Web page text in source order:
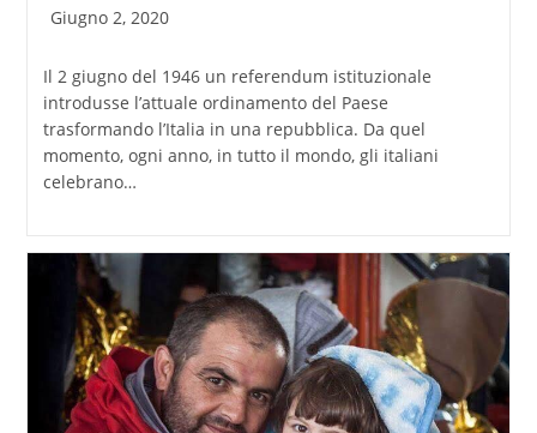
Articolo
Giugno 2, 2020
Il 2 giugno del 1946 un referendum istituzionale
introdusse l’attuale ordinamento del Paese
trasformando l’Italia in una repubblica. Da quel
momento, ogni anno, in tutto il mondo, gli italiani
celebrano…